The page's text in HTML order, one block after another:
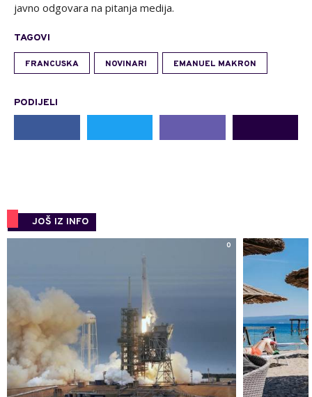
javno odgovara na pitanja medija.
TAGOVI
FRANCUSKA NOVINARI EMANUEL MAKRON
PODIJELI
JOŠ IZ INFO
0